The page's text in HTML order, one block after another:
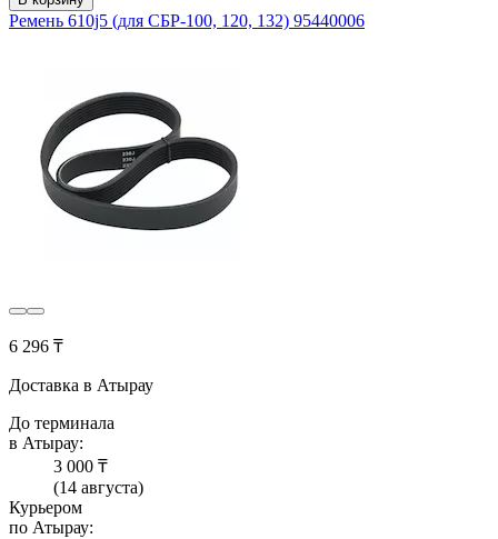
Ремень 610j5 (для СБР-100, 120, 132) 95440006
6 296 ₸
Доставка в Атырау
До терминала
в Атырау:
3 000 ₸
(14 августа)
Курьером
по Атырау: